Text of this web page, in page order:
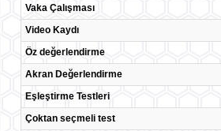
Vaka Çalışması
Video Kaydı
Öz değerlendirme
Akran Değerlendirme
Eşleştirme Testleri
Çoktan seçmeli test